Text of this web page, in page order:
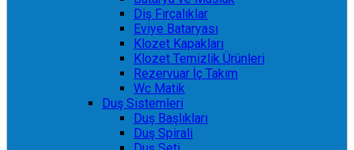
Diş Fırçalıklar
Eviye Bataryası
Klozet Kapakları
Klozet Temizlik Ürünleri
Rezervuar İç Takım
Wc Matik
Duş Sistemleri
Duş Başlıkları
Duş Spirali